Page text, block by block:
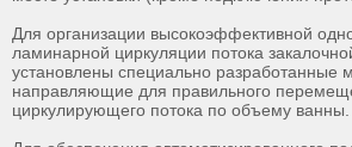
Для организации высокоэффективной
ламинарной циркуляции потока
установлены специально разработанные
направляющие для правильного
циркулирующего потока по объему ванны.